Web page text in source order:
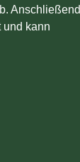
Anschließend
und kann